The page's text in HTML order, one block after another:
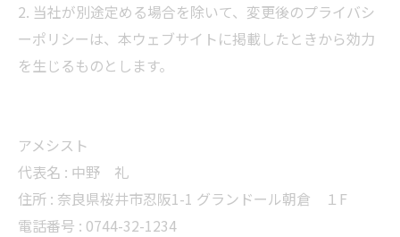
2. 当社が別途定める場合を除いて、変更後のプライバシ
ーポリシーは、本ウェブサイトに掲載したときから効力
を生じるものとします。
アメシスト
代表名 : 中野 礼
住所 : 奈良県桜井市忍阪1-1 グランドール朝倉 １F
電話番号 : 0744-32-1234